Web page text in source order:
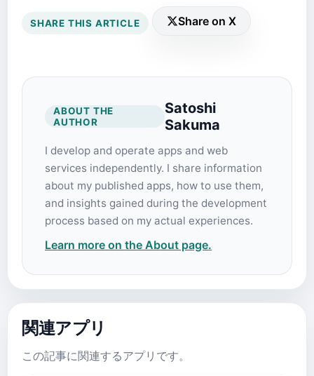
SHARE THIS ARTICLE Share on X
ABOUT THE
AUTHOR
Satoshi
Sakuma
I develop and operate apps and web
services independently. I share information
about my published apps, how to use them,
and insights gained during the development
process based on my actual experiences.
Learn more on the About page.
関連アプリ
この記事に関連するアプリです。